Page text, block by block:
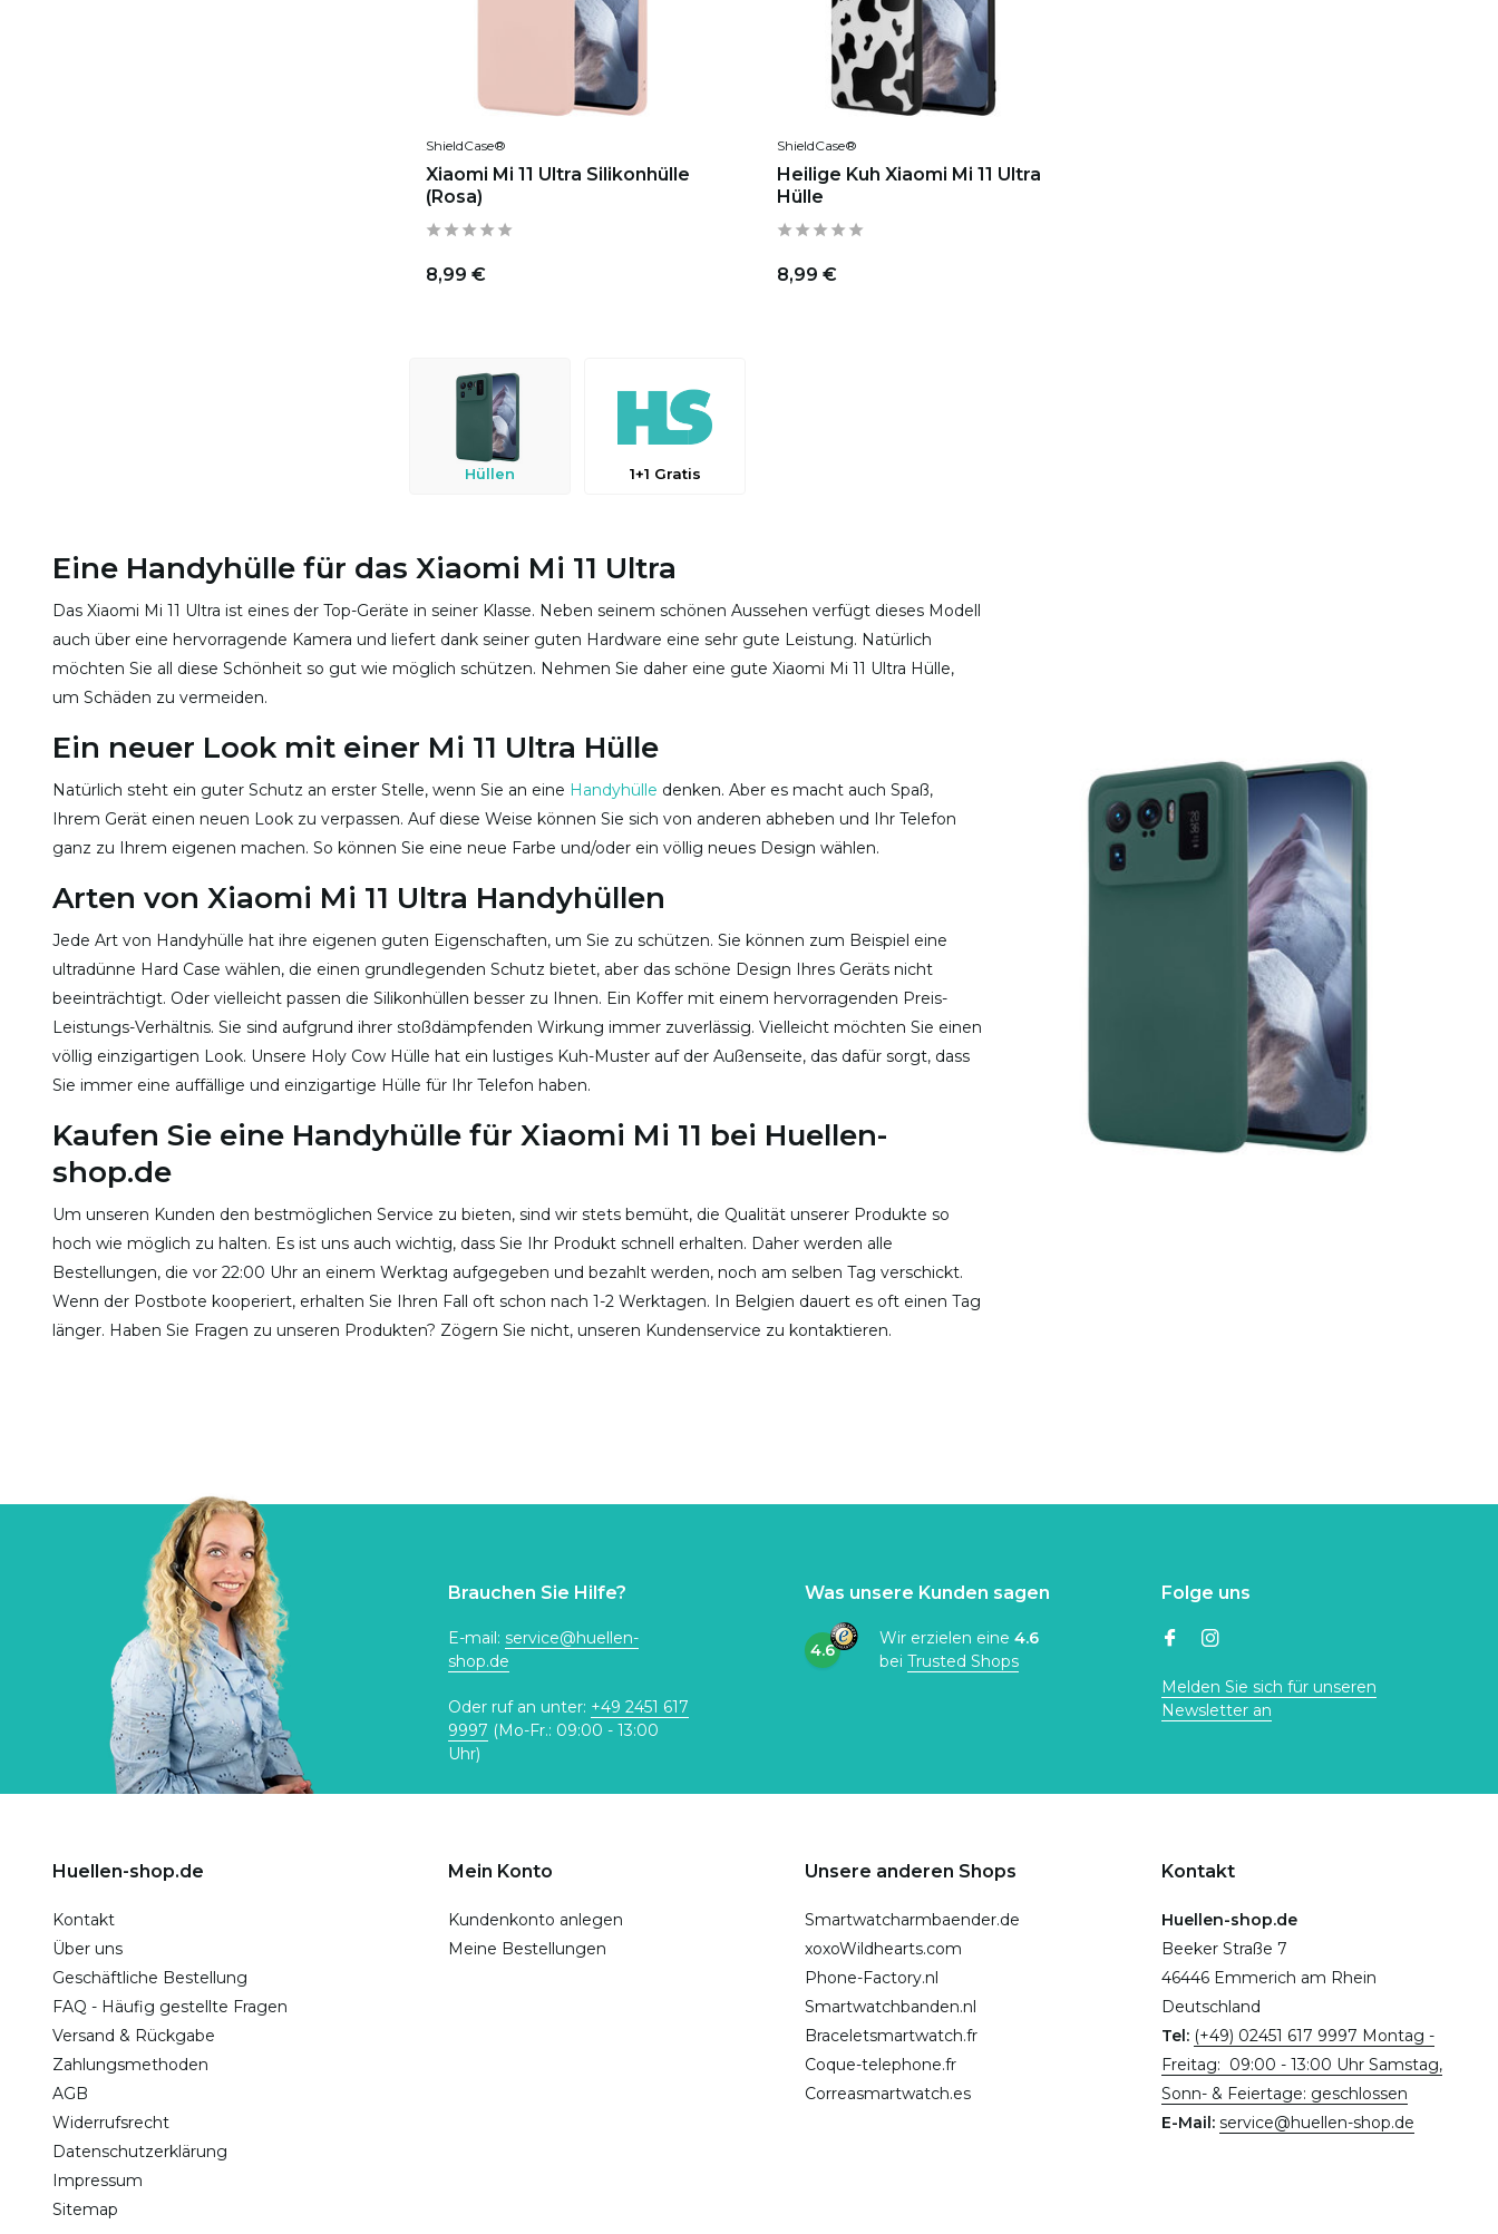
ShieldCase®
Xiaomi Mi 11 Ultra Silikonhülle
(Rosa)
8,99 €
ShieldCase®
Heilige Kuh Xiaomi Mi 11 Ultra
Hülle
8,99 €
Hüllen 1+1 Gratis
Eine Handyhülle für das Xiaomi Mi 11 Ultra
Das Xiaomi Mi 11 Ultra ist eines der Top-Geräte in seiner Klasse. Neben seinem schönen Aussehen verfügt dieses Modell
auch über eine hervorragende Kamera und liefert dank seiner guten Hardware eine sehr gute Leistung. Natürlich
möchten Sie all diese Schönheit so gut wie möglich schützen. Nehmen Sie daher eine gute Xiaomi Mi 11 Ultra Hülle,
um Schäden zu vermeiden.
Ein neuer Look mit einer Mi 11 Ultra Hülle
Natürlich steht ein guter Schutz an erster Stelle, wenn Sie an eine Handyhülle denken. Aber es macht auch Spaß,
Ihrem Gerät einen neuen Look zu verpassen. Auf diese Weise können Sie sich von anderen abheben und Ihr Telefon
ganz zu Ihrem eigenen machen. So können Sie eine neue Farbe und/oder ein völlig neues Design wählen.
Arten von Xiaomi Mi 11 Ultra Handyhüllen
Jede Art von Handyhülle hat ihre eigenen guten Eigenschaften, um Sie zu schützen. Sie können zum Beispiel eine
ultradünne Hard Case wählen, die einen grundlegenden Schutz bietet, aber das schöne Design Ihres Geräts nicht
beeinträchtigt. Oder vielleicht passen die Silikonhüllen besser zu Ihnen. Ein Koffer mit einem hervorragenden Preis-
Leistungs-Verhältnis. Sie sind aufgrund ihrer stoßdämpfenden Wirkung immer zuverlässig. Vielleicht möchten Sie einen
völlig einzigartigen Look. Unsere Holy Cow Hülle hat ein lustiges Kuh-Muster auf der Außenseite, das dafür sorgt, dass
Sie immer eine auffällige und einzigartige Hülle für Ihr Telefon haben.
Kaufen Sie eine Handyhülle für Xiaomi Mi 11 bei Huellen-
shop.de
Um unseren Kunden den bestmöglichen Service zu bieten, sind wir stets bemüht, die Qualität unserer Produkte so
hoch wie möglich zu halten. Es ist uns auch wichtig, dass Sie Ihr Produkt schnell erhalten. Daher werden alle
Bestellungen, die vor 22:00 Uhr an einem Werktag aufgegeben und bezahlt werden, noch am selben Tag verschickt.
Wenn der Postbote kooperiert, erhalten Sie Ihren Fall oft schon nach 1-2 Werktagen. In Belgien dauert es oft einen Tag
länger. Haben Sie Fragen zu unseren Produkten? Zögern Sie nicht, unseren Kundenservice zu kontaktieren.
Brauchen Sie Hilfe?
E-mail: service@huellen-
shop.de
Oder ruf an unter: +49 2451 617
9997 (Mo-Fr.: 09:00 - 13:00
Uhr)
Was unsere Kunden sagen
4.6
Wir erzielen eine 4.6
bei Trusted Shops
Folge uns
Melden Sie sich für unseren
Newsletter an
Huellen-shop.de
Kontakt
Über uns
Geschäftliche Bestellung
FAQ - Häufig gestellte Fragen
Versand & Rückgabe
Zahlungsmethoden
AGB
Widerrufsrecht
Datenschutzerklärung
Impressum
Sitemap
Mein Konto
Kundenkonto anlegen
Meine Bestellungen
Unsere anderen Shops
Smartwatcharmbaender.de
xoxoWildhearts.com
Phone-Factory.nl
Smartwatchbanden.nl
Braceletsmartwatch.fr
Coque-telephone.fr
Correasmartwatch.es
Kontakt
Huellen-shop.de
Beeker Straße 7
46446 Emmerich am Rhein
Deutschland
Tel: (+49) 02451 617 9997 Montag -
Freitag: 09:00 - 13:00 Uhr Samstag,
Sonn- & Feiertage: geschlossen
E-Mail: service@huellen-shop.de